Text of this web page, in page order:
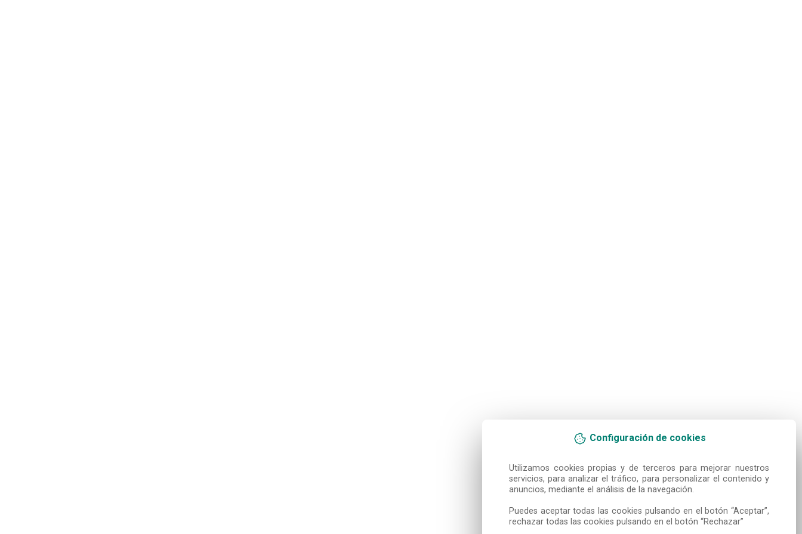
Configuración de cookies
Utilizamos cookies propias y de terceros para mejorar nuestros
servicios, para analizar el tráfico, para personalizar el contenido y
anuncios, mediante el análisis de la navegación.
Puedes aceptar todas las cookies pulsando en el botón “Aceptar”,
rechazar todas las cookies pulsando en el botón “Rechazar”